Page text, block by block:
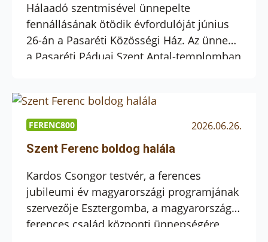
Hálaadó szentmisével ünnepelte
fennállásának ötödik évfordulóját június
26-án a Pasaréti Közösségi Ház. Az ünnep
a Pasaréti Páduai Szent Antal-templomban
agapéval folytatódott a közösségi házban.
Prédikációjában Peregrin atya a templom
elmélkedett. Felidézte, hogy a közösségi
ház kertjének egy pontjáról […]
FERENC800 2026.06.26.
Szent Ferenc boldog halála
Kardos Csongor testvér, a ferences
jubileumi év magyarországi programjának
szervezője Esztergomba, a magyarországi
ferences család központi ünnepségére